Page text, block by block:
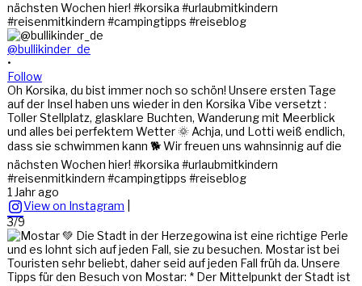
@bullikinder_de
•
Follow
Oh Korsika, du bist immer noch so schön! Unsere ersten Tage
auf der Insel haben uns wieder in den Korsika Vibe versetzt :
Toller Stellplatz, glasklare Buchten, Wanderung mit Meerblick
und alles bei perfektem Wetter 🌞 Achja, und Lotti weiß endlich,
dass sie schwimmen kann 🐕 Wir freuen uns wahnsinnig auf die
nächsten Wochen hier! #korsika #urlaubmitkindern
#reisenmitkindern #campingtipps #reiseblog
1 Jahr ago
View on Instagram
3/9